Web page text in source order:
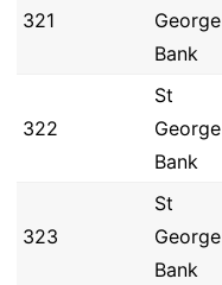
321
George
Bank
322
St
George
Bank
323
St
George
Bank